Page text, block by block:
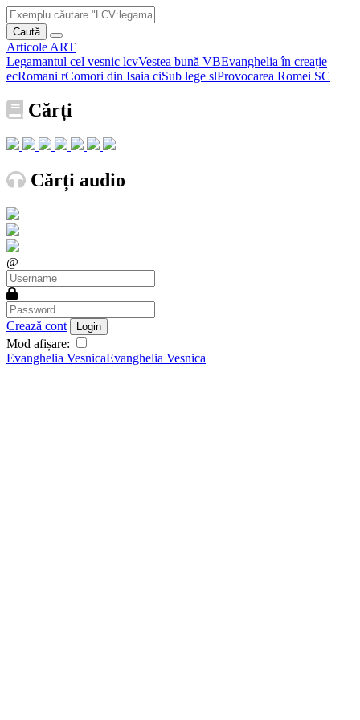
Caută
Articole ART
Legamantul cel vesnic lcvVestea bună VBEvanghelia în creație
ecRomani rComori din Isaia ciSub lege slProvocarea Romei SC
Cărți
Cărți audio
@
Crează cont Login
Mod afișare:
Evanghelia VesnicaEvanghelia Vesnica